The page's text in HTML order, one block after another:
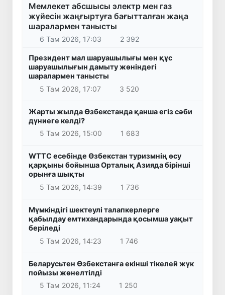
Мемлекет абсшысы электр мен газ
жүйесін жаңғыртуға бағытталған жаңа
шаралармен танысты
6 Там 2026, 17:03 2 392
Президент мал шаруашылығы мен құс
шаруашылығын дамыту жөніндегі
шаралармен танысты
5 Там 2026, 17:07
3 520
Жарты жылда Өзбекстанда қанша егіз сәби
дүниеге келді?
5 Там 2026, 15:00
1 683
WTTC есебінде Өзбекстан туризмнің өсу
қарқыны бойынша Орталық Азияда бірінші
орынға шықты
5 Там 2026, 14:39
1 736
Мүмкіндігі шектеулі талапкерлерге
қабылдау емтихандарында қосымша уақыт
беріледі
5 Там 2026, 14:23
1 746
Беларусьтен Өзбекстанға екінші тікелей жүк
пойызы жөнелтілді
5 Там 2026, 11:24
1 250